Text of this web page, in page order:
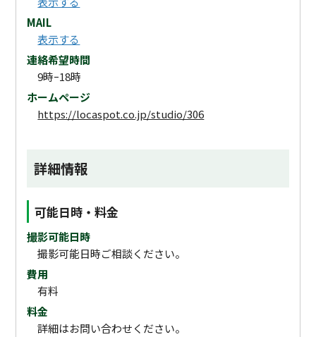
MAIL
表示する
連絡希望時間
9時ｰ18時
ホームページ
https://locaspot.co.jp/studio/306
詳細情報
可能日時・料金
撮影可能日時
撮影可能日時ご相談ください。
費用
有料
料金
詳細はお問い合わせください。